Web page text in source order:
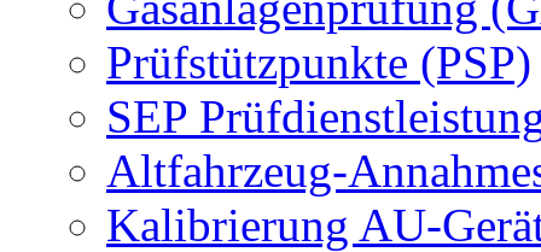
Prüfstützpunkte (PSP)
SEP
Altfahrzeug-
Kalibrierung AU-